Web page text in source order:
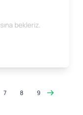
bekleriz.
7 8 9